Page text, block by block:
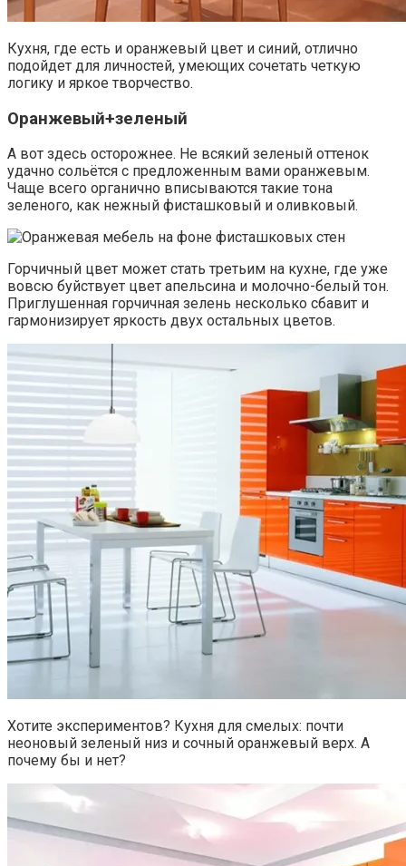
Кухня, где есть и оранжевый цвет и синий, отлично
подойдет для личностей, умеющих сочетать четкую
логику и яркое творчество.
Оранжевый+зеленый
А вот здесь осторожнее. Не всякий зеленый оттенок
удачно сольётся с предложенным вами оранжевым.
Чаще всего органично вписываются такие тона
зеленого, как нежный фисташковый и оливковый.
Горчичный цвет может стать третьим на кухне, где уже
вовсю буйствует цвет апельсина и молочно-белый тон.
Приглушенная горчичная зелень несколько сбавит и
гармонизирует яркость двух остальных цветов.
Хотите экспериментов? Кухня для смелых: почти
неоновый зеленый низ и сочный оранжевый верх. А
почему бы и нет?